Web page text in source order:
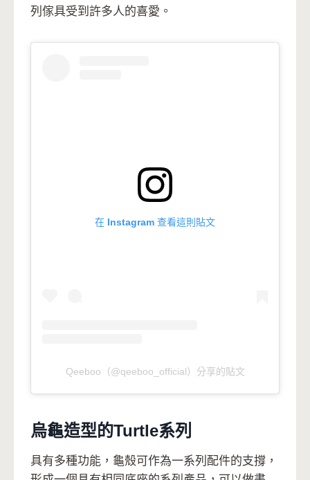
列傢具受到許多人的喜愛。
在 Instagram 查看這則貼文
Qeeboo（@qeeboo_official）分享的貼文
烏龜造型的Turtle系列
具有多種功能，龜殼可作為一系列配件的支撐，